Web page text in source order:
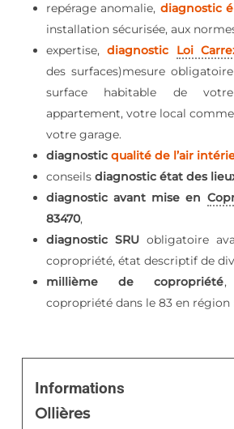
repérage anomalie, diagnostic
installation sécurisée, aux
expertise,diagnostic Loi
des surfaces)mesure
surface habitable de
appartement, votre local
votre garage.
diagnostic qualité de l’air
conseils diagnostic état des
diagnostic avant mise en
83470,
diagnostic SRU obligatoire
copropriété, état descriptif de
millième de copropriété,
copropriété dans le 83 en région
Informations
Ollières